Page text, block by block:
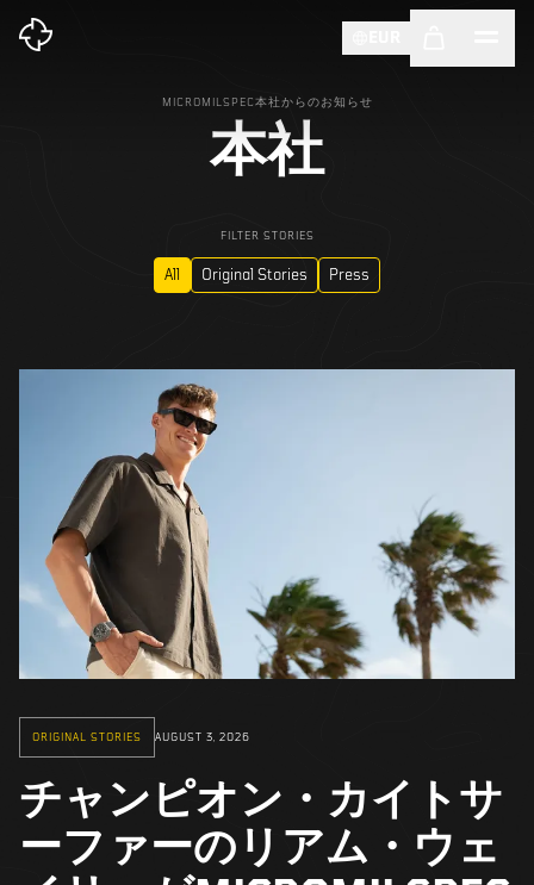
MICROMILSPEC本社からのお知らせ
本社
FILTER STORIES
All Original Stories Press
ORIGINAL STORIES AUGUST 3, 2026
チャンピオン・カイトサ
ーファーのリアム・ウェ